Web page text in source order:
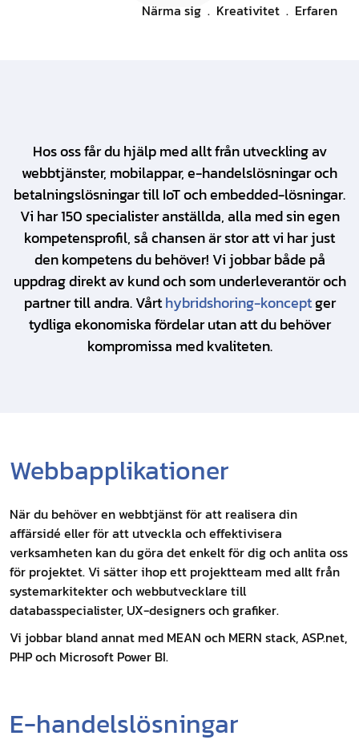
Närma sig . Kreativitet . Erfaren
Hos oss får du hjälp med allt från utveckling av
webbtjänster, mobilappar, e-handelslösningar och
betalningslösningar till IoT och embedded-lösningar.
Vi har 150 specialister anställda, alla med sin egen
kompetensprofil, så chansen är stor att vi har just
den kompetens du behöver! Vi jobbar både på
uppdrag direkt av kund och som underleverantör och
partner till andra. Vårthybridshoring-konceptger
tydliga ekonomiska fördelar utan att du behöver
kompromissa med kvaliteten.
Webbapplikationer
När du behöver en webbtjänst för att realisera din
affärsidé eller för att utveckla och effektivisera
verksamheten kan du göra det enkelt för dig och anlita oss
för projektet. Vi sätter ihop ett projektteam med allt från
systemarkitekter och webbutvecklare till
databasspecialister, UX-designers och grafiker.
Vi jobbar bland annat med MEAN och MERN stack, ASP.net,
PHP och Microsoft Power BI.
E-handelslösningar